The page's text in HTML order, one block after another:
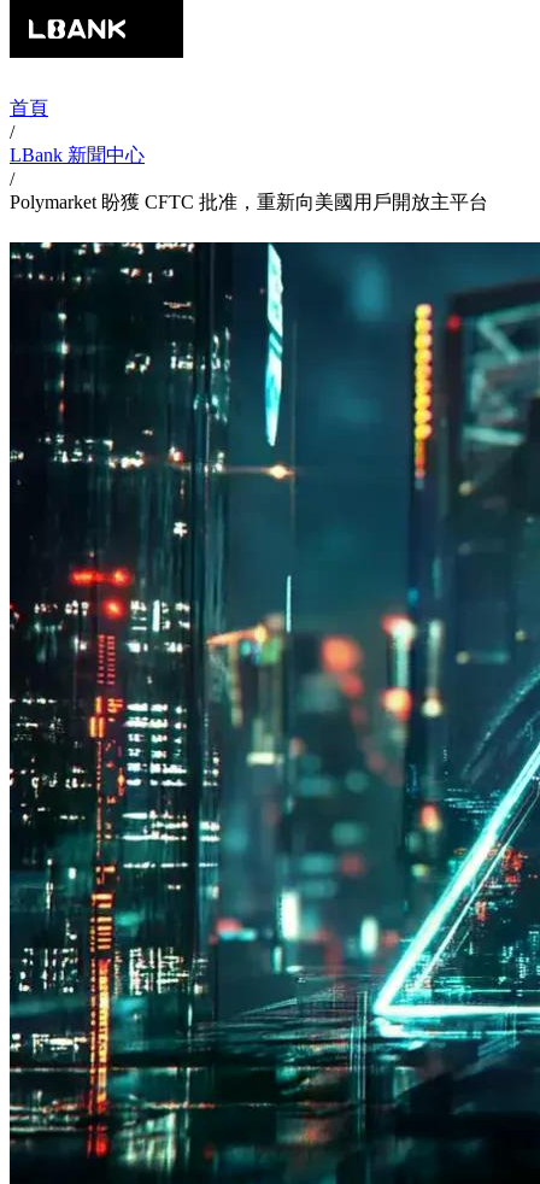
首頁
/
LBank 新聞中心
/
Polymarket 盼獲 CFTC 批准，重新向美國用戶開放主平台